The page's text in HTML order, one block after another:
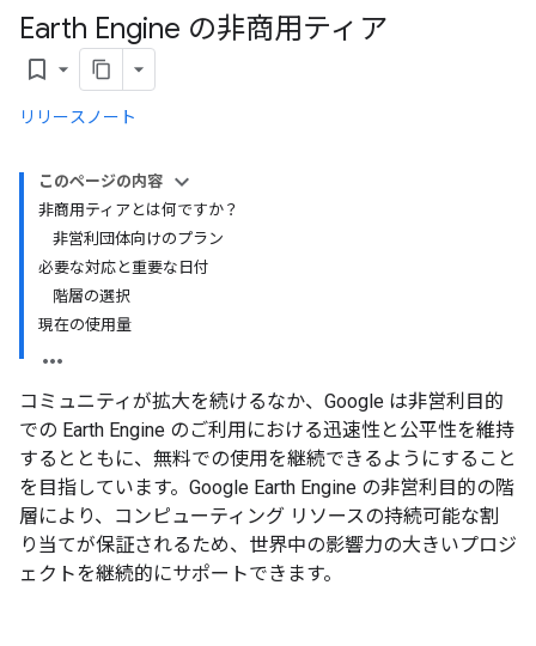
Earth Engine の非商用ティア
bookmark_border
リリースノート
このページの内容
非商用ティアとは何ですか？
非営利団体向けのプラン
必要な対応と重要な日付
階層の選択
現在の使用量
コミュニティが拡大を続けるなか、Google は非営利目的
での Earth Engine のご利用における迅速性と公平性を維持
するとともに、無料での使用を継続できるようにすること
を目指しています。Google Earth Engine の非営利目的の階
層により、コンピューティング リソースの持続可能な割
り当てが保証されるため、世界中の影響力の大きいプロジ
ェクトを継続的にサポートできます。